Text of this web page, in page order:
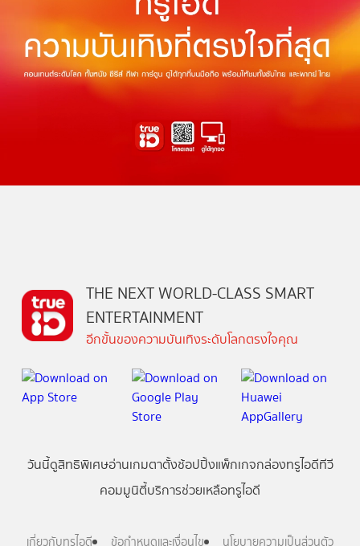
THE NEXT WORLD-CLASS SMART
ENTERTAINMENT
อีกขั้นของความบันเทิงระดับโลกตรงใจคุณ
วันนี้ดูสิทธิพิเศษอ่านเกมตาตั้งช้อปปิ้งแพ็กเกจกล่องทรูไอดีทีวี
คอมมูนิตี้บริการช่วยเหลือทรูไอดี
เกี่ยวกับทรูไอดี ข้อกำหนดและเงื่อนไข นโยบายความเป็นส่วนตัว